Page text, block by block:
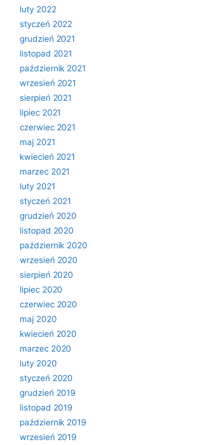
luty 2022
styczeń 2022
grudzień 2021
listopad 2021
październik 2021
wrzesień 2021
sierpień 2021
lipiec 2021
czerwiec 2021
maj 2021
kwiecień 2021
marzec 2021
luty 2021
styczeń 2021
grudzień 2020
listopad 2020
październik 2020
wrzesień 2020
sierpień 2020
lipiec 2020
czerwiec 2020
maj 2020
kwiecień 2020
marzec 2020
luty 2020
styczeń 2020
grudzień 2019
listopad 2019
październik 2019
wrzesień 2019